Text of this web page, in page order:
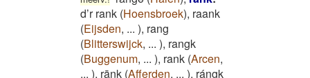
d’r rank (Hoensbroek), raank
(Eijsden, ... ), rang
(Blitterswijck, ... ), rangk
(Buggenum, ... ), rank (Arcen,
... ), rānk (Afferden, ... ), rángk